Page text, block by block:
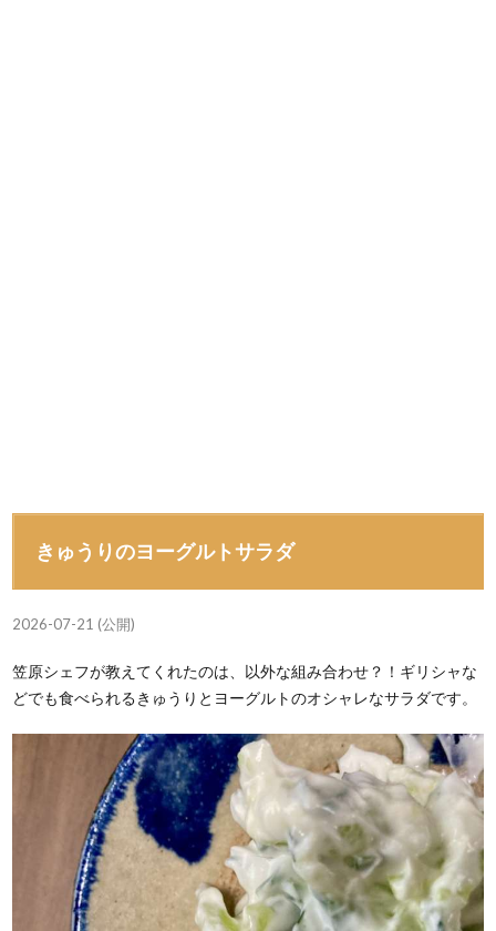
きゅうりのヨーグルトサラダ
2026-07-21 (公開)
笠原シェフが教えてくれたのは、以外な組み合わせ？！ギリシャな
どでも食べられるきゅうりとヨーグルトのオシャレなサラダです。